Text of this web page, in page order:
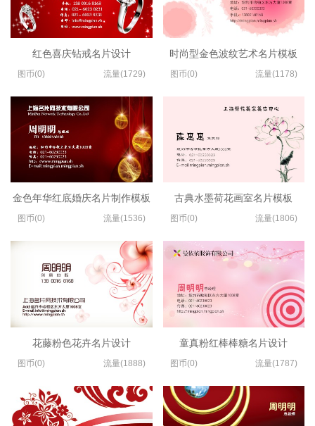
红色喜庆钻戒名片设计
图币(0) 流量(1729)
金色年华红底婚庆名片制作模板
图币(0) 流量(1536)
花藤粉色花卉名片设计
图币(0) 流量(1888)
时尚型金色波纹艺术名片模板
图币(0) 流量(1178)
古典水墨荷花画室名片模板
图币(0) 流量(1806)
童真粉红棒棒糖名片设计
图币(0) 流量(1787)